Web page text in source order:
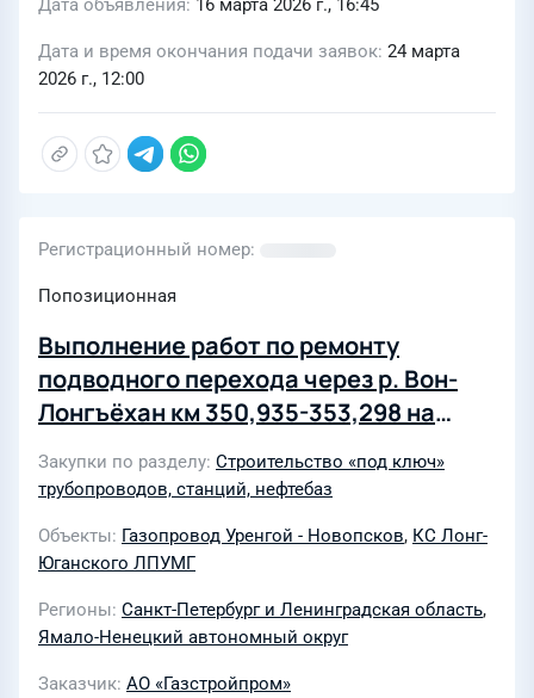
Дата объявления 16 марта 2026 г., 16:45
Дата и время окончания подачи заявок 24 марта
2026 г., 12:00
Регистрационный номер
Попозиционная
Выполнение работ по ремонту
подводного перехода через р. Вон-
Лонгъёхан км 350,935-353,298 на
Уренгой-Новопсков, Ду1420, инв. №
333,4 - 353,1. Замена труб. Лонг-
Юганское ЛПУМГ» в составе стройки
КР ЛЧМГ для транспортировки
этансодержащего газа для нужд ООО
"Газпром трансгаз Югорск" (437/28)
Закупки по разделу Строительство «под ключ»
трубопроводов, станций, нефтебаз
Объекты Газопровод Уренгой - Новопсков, КС Лонг-
Юганского ЛПУМГ
Регионы Санкт-Петербург и Ленинградская область,
Ямало-Ненецкий автономный округ
Заказчик АО «Газстройпром»